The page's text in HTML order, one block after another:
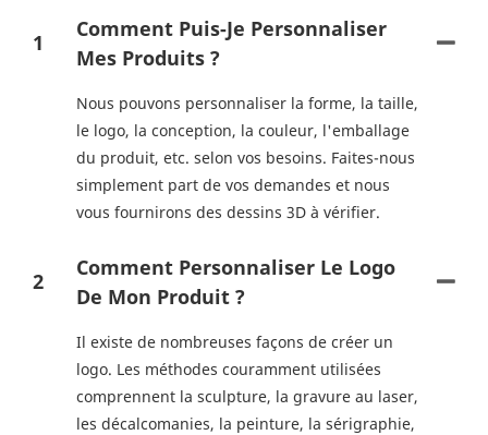
1
Comment Puis-Je Personnaliser
Mes Produits ?
Nous pouvons personnaliser la forme, la taille,
le logo, la conception, la couleur, l'emballage
du produit, etc. selon vos besoins. Faites-nous
simplement part de vos demandes et nous
vous fournirons des dessins 3D à vérifier.
2
Comment Personnaliser Le Logo
De Mon Produit ?
Il existe de nombreuses façons de créer un
logo. Les méthodes couramment utilisées
comprennent la sculpture, la gravure au laser,
les décalcomanies, la peinture, la sérigraphie,